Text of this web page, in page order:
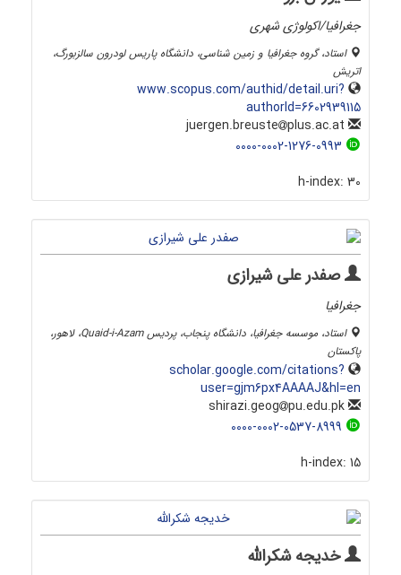
جغرافیا/اکولوژی شهری
استاد، گروه جغرافیا و زمین شناسی، دانشگاه پاریس لودرون سالزبورگ،
اتریش
www.scopus.com/authid/detail.uri?
authorId=6602939115
plus.ac.at
0000-0002-1276-0993
h-index: 30
صفدر علی شیرازی
جغرافیا
استاد، موسسه جغرافیا، دانشگاه پنجاب، پردیس Quaid-i-Azam، لاهور،
پاکستان
scholar.google.com/citations?
user=gjm6px4AAAAJ&hl=en
pu.edu.pk
0000-0002-0537-8999
h-index: 15
خدیجه شکرالله